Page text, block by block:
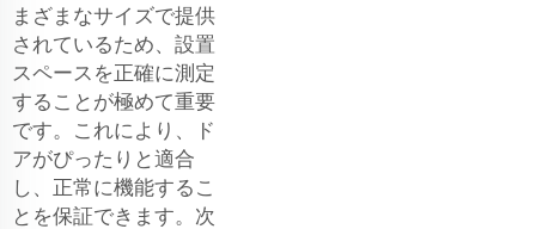
まざまなサイズで提供
されているため、設置
スペースを正確に測定
することが極めて重要
です。これにより、ド
アがぴったりと適合
し、正常に機能するこ
とを保証できます。次